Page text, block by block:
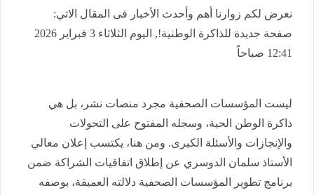
نعرض لكم زوارنا أهم وأحدث الأخبار فى المقال الاتي:
صفحة جديدة للذاكرة الوطنية!, اليوم الثلاثاء 3 فبراير 2026
12:41 صباحاً
ليست المؤسسات الصحفية مجرد منصات نشر، بل هي
ذاكرة الوطن الحية، وسجله المفتوح على التحولات
والإنجازات والأسئلة الكبرى. ومن هنا، يكتسب إعلان معالي
الأستاذ سلمان الدوسري عن إطلاق اتفاقيات الشراكة ضمن
برنامج تطوير المؤسسات الصحفية دلالته العميقة، بوصفه